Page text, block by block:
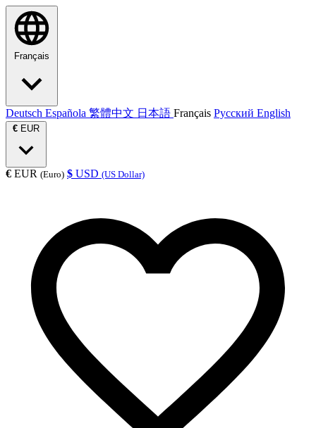
Français
Deutsch Española 繁體中文 日本語 Français Русский English
€ EUR
€ EUR (Euro) $ USD (US Dollar)